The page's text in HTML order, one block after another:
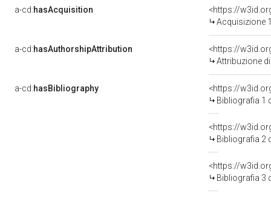
a-cd:hasAcquisition
<https://
Acquisizione
a-cd:hasAuthorshipAttribution
Attribuzione
a-cd:hasBibliography
<https://
Bibliografia 1
<https://
Bibliografia 2
<https://
Bibliografia 3